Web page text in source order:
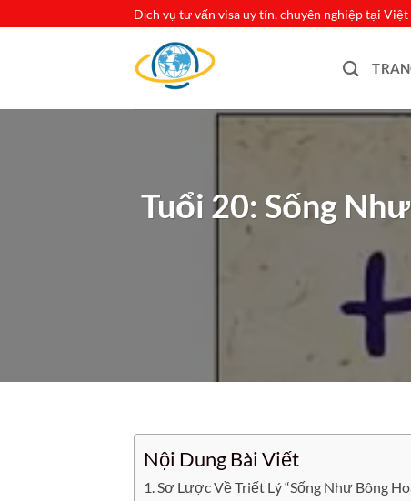
Dịch vụ tư vấn visa uy tín, chuyên nghiệp tại Việt
Tuổi 20: Sống
Nội Dung Bài Viết
Sơ Lược Về Triết Lý “Sống Như Bông